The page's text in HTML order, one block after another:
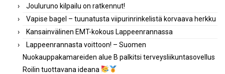
Jouluruno kilpailu on ratkennut!
Vapise bagel – tuunatusta viipurinrinkelistä korvaava herkku
Kansainvälinen EMT-kokous Lappeenrannassa
Lappeenrannasta voittoon! – Suomen
Nuokauppakamareiden alue B palkitsi terveysliikuntasovellus
Roilin tuottavana ideana